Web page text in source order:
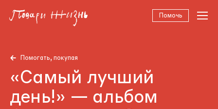
Помочь
Помогать, покупая
«Самый лучший
день!» — альбом